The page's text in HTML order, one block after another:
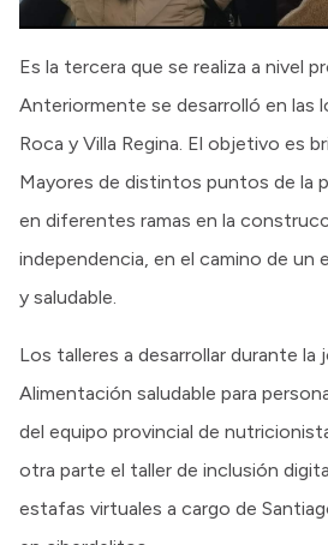
Es la tercera que se realiza a nivel
Anteriormente se desarrolló en las
Roca y Villa Regina. El objetivo es
Mayores de distintos puntos de la
en diferentes ramas en la
independencia, en el camino de
y saludable.
Los talleres a desarrollar durante la
Alimentación saludable para
del equipo provincial de
otra parte el taller de inclusión
estafas virtuales a cargo de